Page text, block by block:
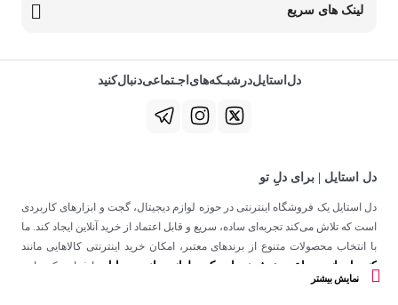
لینک های سریع
دل‌استایل‌در‌‌شبـکه‌های‌اجـتماعی‌دنبال‌کنید
دل استایل | برای دلِ تو
دل استایل یک فروشگاه اینترنتی در حوزه لوازم دیجیتال، گجت و ابزارهای کاربردی
است که تلاش می‌کند تجربه‌ای ساده، سریع و قابل اعتماد از خرید آنلاین ایجاد کند. ما
با انتخاب محصولات متنوع از برندهای معتبر، امکان خرید اینترنتی کالاهایی مانند
کنسول بازی ساعت هوشمند اسپیکر ولوازم جانبی موبایل
را فراهم کرده‌ایم.
در دل استایل، تمرکز ما فقط روی فروش نیست؛ هدف ساختن تجربه‌ای است که
نمایش بیشتر